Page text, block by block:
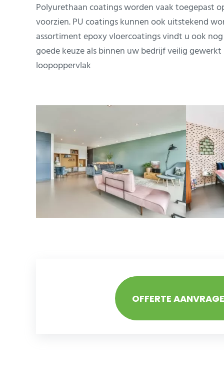
Polyurethaan coatings worden vaak toegepast
voorzien. PU coatings kunnen ook uitstekend
assortiment epoxy vloercoatings vindt u ook
goede keuze als binnen uw bedrijf veilig
loopoppervlak
OFFERTE